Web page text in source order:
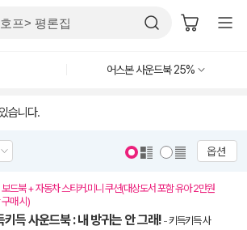
어스본 사운드북 25%
습니다.
옵션
보드북 + 자동차 스티커.미니 쿠션(대상도서 포함 유아 2만원
구매 시)
키득 사운드북 : 내 방귀는 안 그래! -키득키득 사